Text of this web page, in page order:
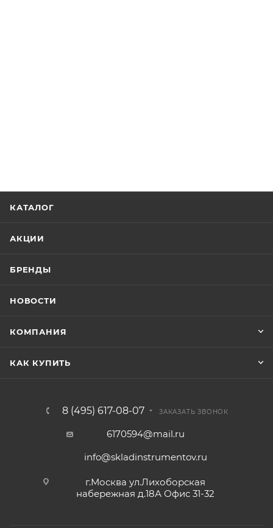
КАТАЛОГ
АКЦИИ
БРЕНДЫ
НОВОСТИ
КОМПАНИЯ
КАК КУПИТЬ
8 (495) 617-08-07 ЗАКАЗАТЬ ЗВОНОК
6170594@mail.ru
info@skladinstrumentov.ru
г.Москва ул.Лихоборская
набережная д.18А Офис 31-32